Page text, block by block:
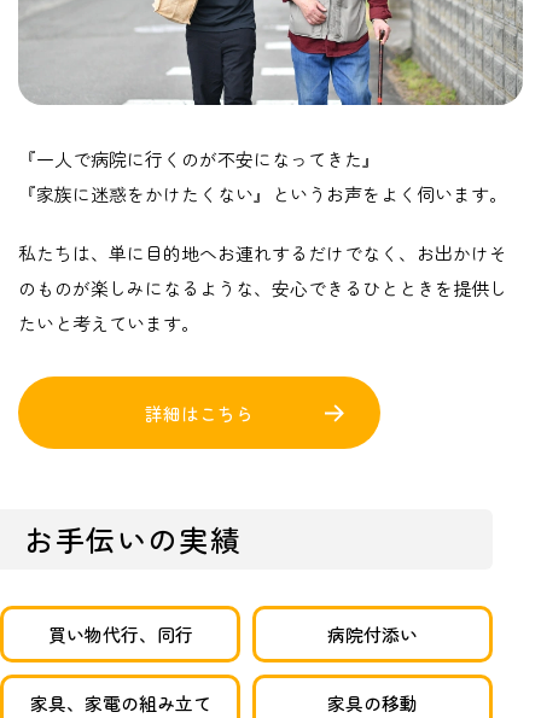
『一人で病院に行くのが不安になってきた』
『家族に迷惑をかけたくない』というお声をよく伺います。
私たちは、単に目的地へお連れするだけでなく、お出かけそ
のものが楽しみになるような、安心できるひとときを提供し
たいと考えています。
詳細はこちら
お手伝いの実績
買い物代行、同行 病院付添い
家具、家電の組み立て 家具の移動